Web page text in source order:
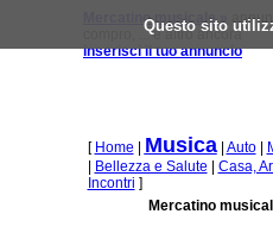
Questo sito
Mercatino musicale »
compro, ... e altro ancora
inserisci il tuo annuncio
[ Home Musica| Auto|
Bellezza e Salute Casa,
Incontri ]
Mercatino